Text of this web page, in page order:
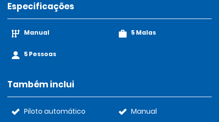
Especificações
Manual
5 Pessoas
5 Malas
Também inclui
Piloto automático
Manual